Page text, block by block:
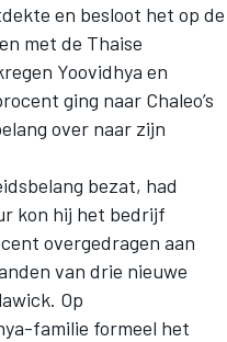
en besloot het op de
met de Thaise
Yoovidhya en
ging naar Chaleo’s
over naar zijn
bezat, had
kon hij het bedrijf
overgedragen aan
van drie nieuwe
Op
familie formeel het